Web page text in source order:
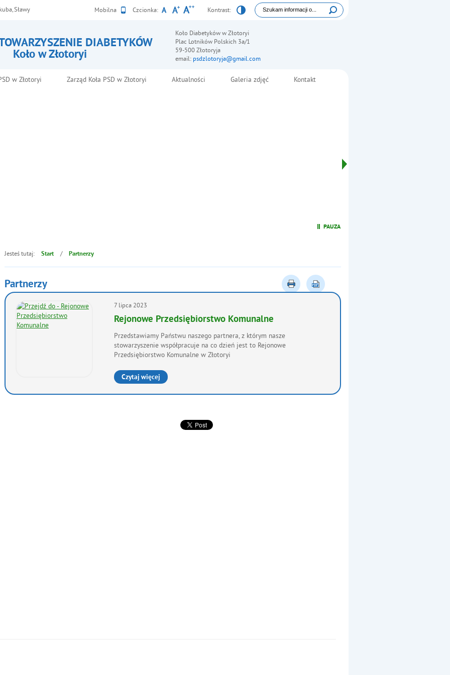
DIABETYKÓW
Koło w Złotoryi
Wersja
Mobilna Czcionka: Kontrast: Wyszukiwarka
Tutaj wpisz szukaną frazę:
Koło Diabetyków w Złotoryi
Plac Lotników Polskich 3a/1
59-500 Złotoryja
email: psdzlotoryja@gmail.com
Sławy
w Złotoryi Zarząd Koła PSD w Złotoryi Aktualności Galeria zdjęć Kontakt
Jesteś tutaj: Start / Partnerzy
Partnerzy
Artykuły 7 lipca 2023
Rejonowe Przedsiębiorstwo Komunalne
Przedstawiamy Państwu naszego partnera, z którym nasze
stowarzyszenie współpracuje na co dzień jest to Rejonowe
Przedsiębiorstwo Komunalne w Złotoryi
Czytaj więcej